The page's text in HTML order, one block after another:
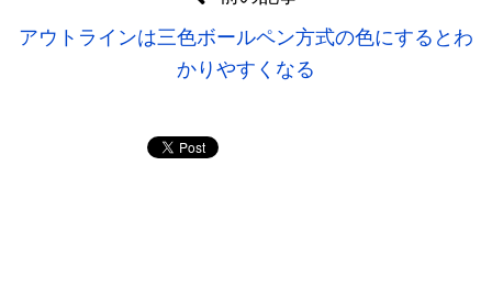
アウトラインは三色ボールペン方式の色にするとわ
かりやすくなる